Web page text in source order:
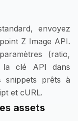
envoyez
Z Image API.
(ratio,
la clé API dans
snippets prêts à
et cURL.
assets